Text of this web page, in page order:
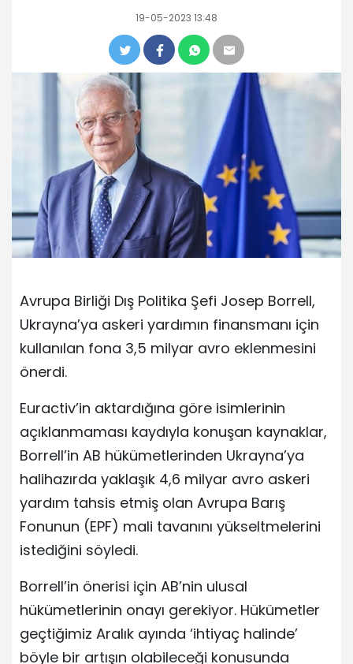
19-05-2023 13:48
Avrupa Birliği Dış Politika Şefi Josep Borrell,
Ukrayna’ya askeri yardımın finansmanı için
kullanılan fona 3,5 milyar avro eklenmesini
önerdi.
Euractiv’in aktardığına göre isimlerinin
açıklanmaması kaydıyla konuşan kaynaklar,
Borrell’in AB hükümetlerinden Ukrayna’ya
halihazırda yaklaşık 4,6 milyar avro askeri
yardım tahsis etmiş olan Avrupa Barış
Fonunun (EPF) mali tavanını yükseltmelerini
istediğini söyledi.
Borrell’in önerisi için AB’nin ulusal
hükümetlerinin onayı gerekiyor. Hükümetler
geçtiğimiz Aralık ayında ‘ihtiyaç halinde’
böyle bir artışın olabileceği konusunda